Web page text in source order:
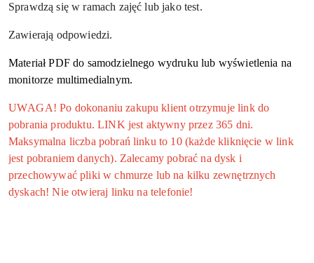
Sprawdzą się w ramach zajęć lub jako test.
Zawierają odpowiedzi.
Materiał PDF do samodzielnego wydruku lub wyświetlenia na
monitorze multimedialnym.
UWAGA! Po dokonaniu zakupu klient otrzymuje link do
pobrania produktu. LINK jest aktywny przez 365 dni.
Maksymalna liczba pobrań linku to 10 (każde kliknięcie w link
jest pobraniem danych). Zalecamy pobrać na dysk i
przechowywać pliki w chmurze lub na kilku zewnętrznych
dyskach! Nie otwieraj linku na telefonie!